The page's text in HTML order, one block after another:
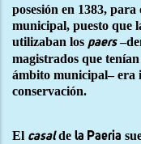
posesión en 1383,
municipal, puesto que
utilizaban los paers
magistrados que
ámbito municipal– era
conservación.
El casalde la Paeria